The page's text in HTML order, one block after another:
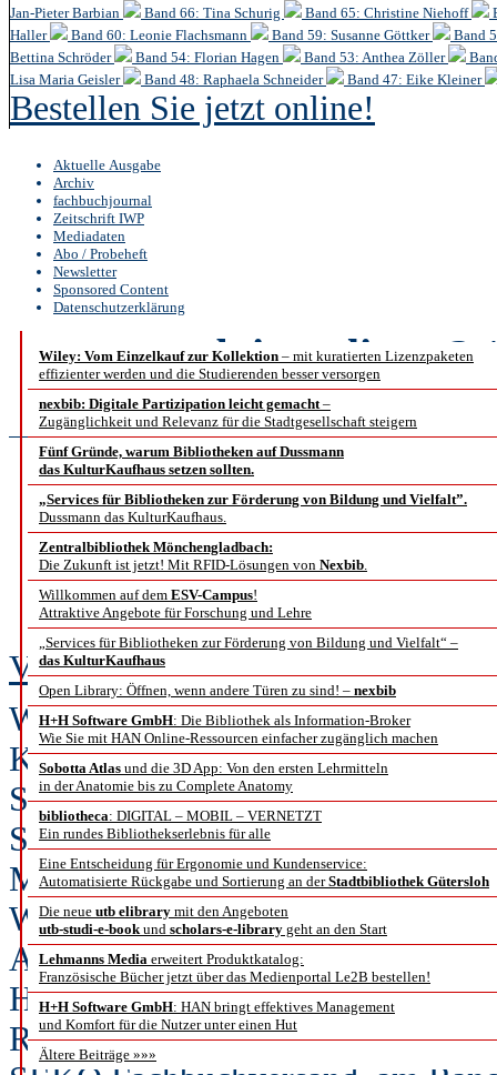
Jan-Pieter Barbian
Band 66: Tina Schurig Band 65: Christine Niehoff
Haller
Band 60: Leonie Flachsmann Band 59: Susanne Göttker
Band
Bettina Schröder
Band 54: Florian Hagen Band 53: Anthea Zöller
Lisa Maria Geisler
Band 48: Raphaela Schneider Band 47: Eike Kleiner
Bestellen Sie jetzt online!
Aktuelle Ausgabe
Archiv
fachbuchjournal
Zeitschrift IWP
Mediadaten
Abo / Probeheft
Newsletter
Sponsored Content
Datenschutzerklärung
Wiley: Vom Einzelkauf zur Kollektion – mit kuratierten Lizenzpaketen
effizienter werden und die Studierenden besser versorgen
nexbib: Digitale Partizipation leicht gemacht–
Zugänglichkeit und Relevanz für die Stadtgesellschaft steigern
Fünf Gründe, warum Bibliotheken auf Dussmann
das KulturKaufhaus setzen sollten.
„Services für Bibliotheken zur Förderung von Bildung und Vielfalt”.
Dussmann das KulturKaufhaus.
Zentralbibliothek Mönchengladbach:
Die Zukunft ist jetzt! Mit RFID-Lösungen von Nexbib.
Willkommen auf dem ESV-Campus!
Attraktive Angebote für Forschung und Lehre
„Services für Bibliotheken zur Förderung von Bildung und Vielfalt“ –
das KulturKaufhaus
Open Library: Öffnen, wenn andere Türen zu sind! – nexbib
H+H Software GmbH: Die Bibliothek als Information-Broker
Wie Sie mit HAN Online-Ressourcen einfacher zugänglich machen
Sobotta Atlas und die 3D App: Von den ersten Lehrmitteln
in der Anatomie bis zu Complete Anatomy
bibliotheca: DIGITAL – MOBIL – VERNETZT
Ein rundes Bibliothekserlebnis für alle
Eine Entscheidung für Ergonomie und Kundenservice:
Automatisierte Rückgabe und Sortierung an derStadtbibliothek Gütersloh
Die neue utb elibrary mit den Angeboten
utb-studi-e-bookund scholars-e-library geht an den Start
Lehmanns Media erweitert Produktkatalog:
Französische Bücher jetzt über das Medienportal Le2B bestellen!
H+H Software GmbH: HAN bringt effektives Management
und Komfort für die Nutzer unter einen Hut
Ältere Beiträge »»»
b.i.t.online3 /
„Der Handel
Bericht über die
Vera Münch
Wie sich das elektronische
Konsortial-, Landes- und
Source, Open Science und Open
Sortiments- und Fachbuchhandel
Mittelpunkt der
Wissenschaftlicher Sortiments-
Antworten blieben aus. Niemand
Händler nehmen es gelassen.
Realität vorbei. Wir machen, was